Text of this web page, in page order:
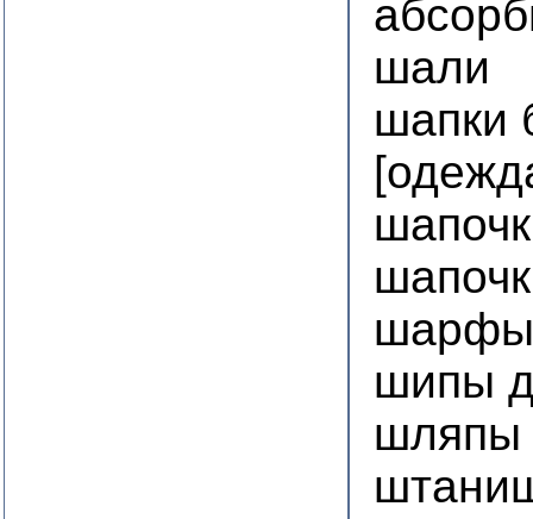
шали
шапки
шипы
шляпы